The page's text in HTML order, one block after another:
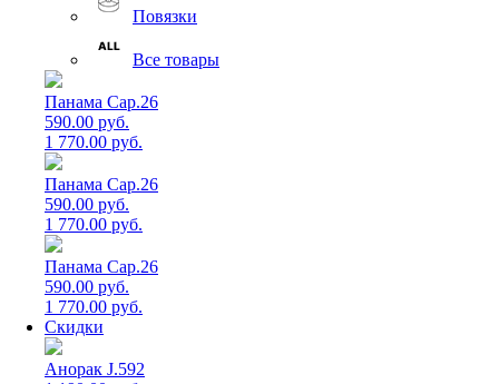
Повязки
Все товары
Панама Cap.26
590.00 руб.
1 770.00 руб.
Панама Cap.26
590.00 руб.
1 770.00 руб.
Панама Cap.26
590.00 руб.
1 770.00 руб.
Скидки
Анорак J.592